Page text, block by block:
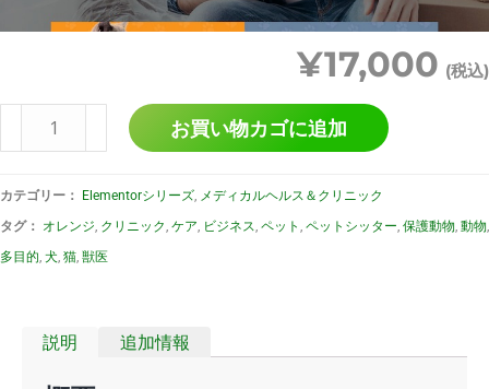
¥17,000 (税込)
お買い物カゴに追加
カテゴリー： Elementorシリーズ メディカルヘルス＆クリニック
タグ：
オレンジ クリニック ケア ビジネス ペット ペットシッター 保護動物 動物
多目的 犬 猫 獣医
説明 追加情報